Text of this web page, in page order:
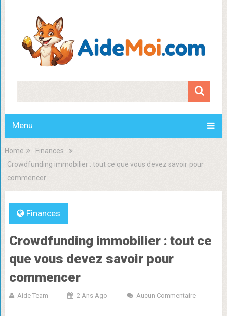
Menu
Home
Finances
Crowdfunding immobilier : tout ce que vous devez savoir pour
commencer
Finances
Crowdfunding immobilier : tout ce
que vous devez savoir pour
commencer
Aide Team 2 Ans Ago Aucun Commentaire